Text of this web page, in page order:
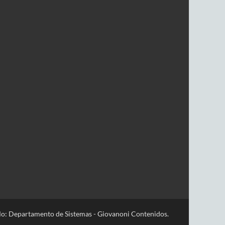
Departamento de Sistemas - Giovanoni Contenidos.